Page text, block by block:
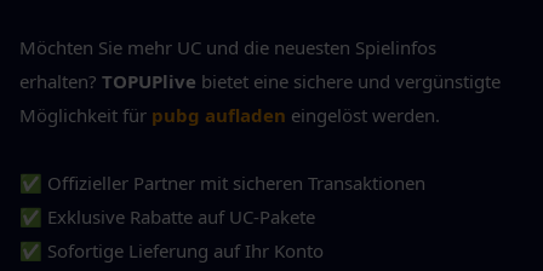
Möchten Sie mehr UC und die neuesten Spielinfos
erhalten? TOPUPlive bietet eine sichere und vergünstigte
Möglichkeit für pubg aufladen eingelöst werden.
✅ Offizieller Partner mit sicheren Transaktionen
✅ Exklusive Rabatte auf UC-Pakete
✅ Sofortige Lieferung auf Ihr Konto